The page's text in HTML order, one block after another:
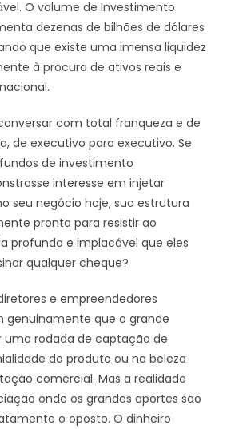
O volume de Investimento
dezenas de bilhões de dólares
que existe uma imensa liquidez
à procura de ativos reais e
com total franqueza e de
de executivo para executivo. Se
de investimento
interesse em injetar
seu negócio hoje, sua estrutura
pronta para resistir ao
profunda e implacável que eles
qualquer cheque?
e empreendedores
genuinamente que o grande
uma rodada de captação de
do produto ou na beleza
comercial. Mas a realidade
onde os grandes aportes são
o oposto. O dinheiro